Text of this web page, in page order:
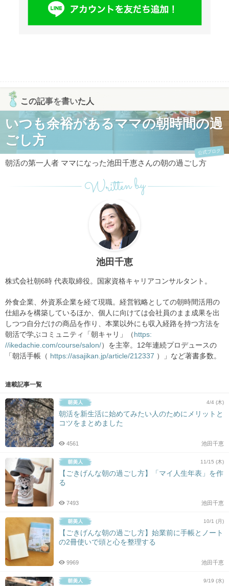
この記事を書いた人
いつも余裕があるママの朝時間の過
ごし方
公式ブログ
朝活の第一人者 ママになった池田千恵さんの朝の過ごし方
Written by
池田千恵
株式会社朝6時 代表取締役。国家資格キャリアコンサルタント。
外食企業、外資系企業を経て現職。経営戦略としての朝時間活用の
仕組みを構築しているほか、個人に向けては会社員のまま成果を出
しつつ自分だけの商品を作り、本業以外にも収入経路を持つ方法を
朝活で学ぶコミュニティ「朝キャリ」（ https:
//ikedachie.com/course/salon/） を主宰。12年連続プロデュースの
「朝活手帳（ https://asajikan.jp/article/212337 ）」など著書多数。
連載記事一覧
4/4 (木)
朝活を新生活に始めてみたい人のためにメリットと
コツをまとめました
池田千恵
4561
11/15 (木)
【ごきげんな朝の過ごし方】「マイ人生年表」を作
る
池田千恵
7493
10/1 (月)
【ごきげんな朝の過ごし方】始業前に手帳とノート
の2冊使いで頭と心を整理する
池田千恵
9969
9/19 (水)